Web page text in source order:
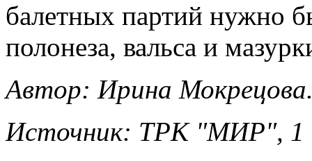
балетных партий нужно
полонеза, вальса и
Автор: Ирина
Источник: ТРК "МИР", 1